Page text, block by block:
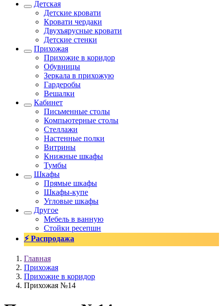
Детская
Детские кровати
Кровати чердаки
Двухъярусные кровати
Детские стенки
Прихожая
Прихожие в коридор
Обувницы
Зеркала в прихожую
Гардеробы
Вешалки
Кабинет
Письменные столы
Компьютерные столы
Стеллажи
Настенные полки
Витрины
Книжные шкафы
Тумбы
Шкафы
Прямые шкафы
Шкафы-купе
Угловые шкафы
Другое
Мебель в ванную
Стойки ресепшн
⚡ Распродажа
Главная
Прихожая
Прихожие в коридор
Прихожая №14